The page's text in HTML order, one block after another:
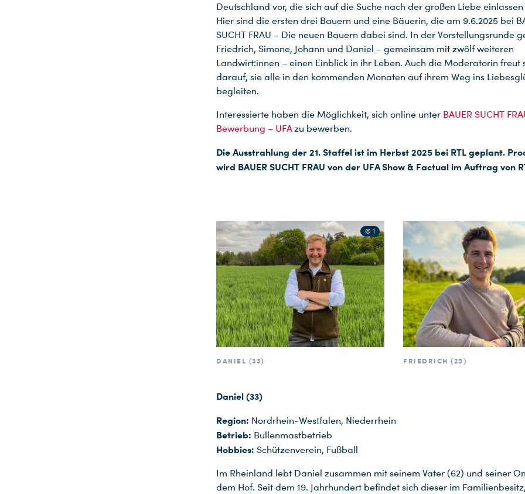
Deutschland vor, die sich auf die Suche nach der großen Liebe
Hier sind die ersten drei Bauern und eine Bäuerin, die am 9.6.2025 bei
SUCHT FRAU – Die neuen Bauern dabei sind. In der Vorstellungsrunde
Friedrich, Simone, Johann und Daniel – gemeinsam mit zwölf weiteren
Landwirt:innen – einen Einblick in ihr Leben. Auch die Moderatorin freut
darauf, sie alle in den kommenden Monaten auf ihrem Weg ins
begleiten.
Interessierte haben die Möglichkeit, sich online unter BAUER SUCHT
Bewerbung – UFAzu bewerben.
Die Ausstrahlung der 21. Staffel ist im Herbst 2025 bei RTL geplant.
wird BAUER SUCHT FRAU von der UFA Show & Factual im Auftrag von
© 1
DANIEL (33) FRIEDRICH (29)
Daniel (33)
Region: Nordrhein-Westfalen, Niederrhein
Betrieb: Bullenmastbetrieb
Hobbies: Schützenverein, Fußball
Im Rheinland lebt Daniel zusammen mit seinem Vater (62) und seiner
dem Hof. Seit dem 19. Jahrhundert befindet sich dieser im